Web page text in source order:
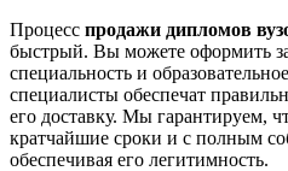
Процесс продажи дипломов
быстрый. Вы можете оформить
специальность и
специалисты обеспечат
его доставку. Мы гарантируем,
кратчайшие сроки и с полным
обеспечивая его легитимность.